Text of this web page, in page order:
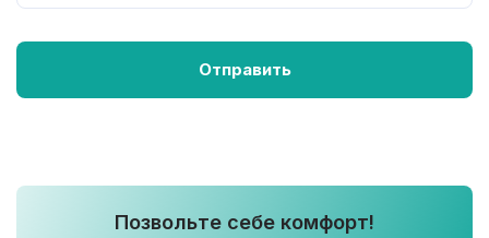
Позвольте себе комфорт!